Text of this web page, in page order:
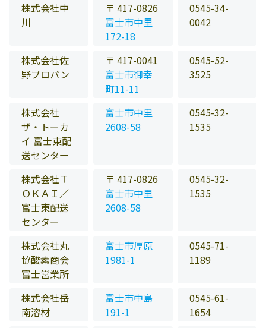
株式会社中
川
〒 417-0826
富士市中里
172-18
0545-34-
0042
株式会社佐
野プロパン
〒 417-0041
富士市御幸
町11-11
0545-52-
3525
株式会社
ザ・トーカ
イ 富士東配
送センター
富士市中里
2608-58
0545-32-
1535
株式会社Ｔ
ＯＫＡＩ／
富士東配送
センター
〒 417-0826
富士市中里
2608-58
0545-32-
1535
株式会社丸
協酸素商会
富士営業所
富士市厚原
1981-1
0545-71-
1189
株式会社岳
南溶材
富士市中島
191-1
0545-61-
1654